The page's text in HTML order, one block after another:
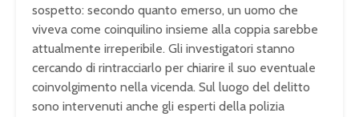
sospetto: secondo quanto emerso, un uomo che
viveva come coinquilino insieme alla coppia sarebbe
attualmente irreperibile. Gli investigatori stanno
cercando di rintracciarlo per chiarire il suo eventuale
coinvolgimento nella vicenda. Sul luogo del delitto
sono intervenuti anche gli esperti della polizia